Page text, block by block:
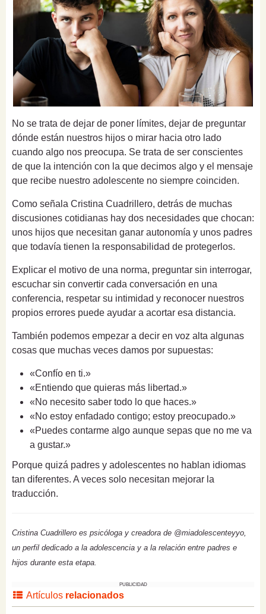
No se trata de dejar de poner límites, dejar de preguntar
dónde están nuestros hijos o mirar hacia otro lado
cuando algo nos preocupa. Se trata de ser conscientes
de que la intención con la que decimos algo y el mensaje
que recibe nuestro adolescente no siempre coinciden.
Como señala Cristina Cuadrillero, detrás de muchas
discusiones cotidianas hay dos necesidades que chocan:
unos hijos que necesitan ganar autonomía y unos padres
que todavía tienen la responsabilidad de protegerlos.
Explicar el motivo de una norma, preguntar sin interrogar,
escuchar sin convertir cada conversación en una
conferencia, respetar su intimidad y reconocer nuestros
propios errores puede ayudar a acortar esa distancia.
También podemos empezar a decir en voz alta algunas
cosas que muchas veces damos por supuestas:
«Confío en ti.»
«Entiendo que quieras más libertad.»
«No necesito saber todo lo que haces.»
«No estoy enfadado contigo; estoy preocupado.»
«Puedes contarme algo aunque sepas que no me va
a gustar.»
Porque quizá padres y adolescentes no hablan idiomas
tan diferentes. A veces solo necesitan mejorar la
traducción.
Cristina Cuadrillero es psicóloga y creadora de @miadolescenteyyo,
un perfil dedicado a la adolescencia y a la relación entre padres e
hijos durante esta etapa.
PUBLICIDAD
Artículos relacionados